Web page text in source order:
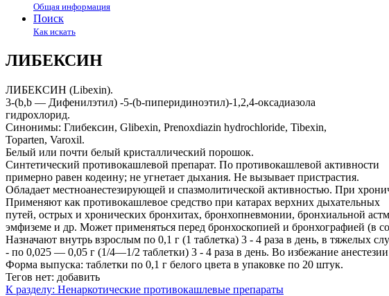
Общая информация
Поиск
Как искать
ЛИБЕКСИН
ЛИБЕКСИН (Libexin).
3-(b,b — Дифенилэтил) -5-(b-пиперидиноэтил)-1,2,4-оксадиазола
гидрохлорид.
Синонимы: Глибексин, Glibexin, Prenoxdiazin hydrochloride, Tibexin,
Toparten, Varoxil.
Белый или почти белый кристаллический порошок.
Синтетический противокашлевой препарат. По противокашлевой активности
примерно равен кодеину; не угнетает дыхания. Не вызывает пристрастия.
Обладает местноанестезирующей и спазмолитической активностью. При
Применяют как противокашлевое средство при катарах верхних дыхательных
путей, острых и хронических бронхитах, бронхопневмонии, бронхиальной
эмфиземе и др. Может применяться перед бронхоскопией и бронхографией (в
Назначают внутрь взрослым по 0,1 г (1 таблетка) 3 - 4 раза в день, в тяжелых
- по 0,025 — 0,05 г (1/4—1/2 таблетки) 3 - 4 раза в день. Во избежание
Форма выпуска: таблетки по 0,1 г белого цвета в упаковке по 20 штук.
Тегов нет: добавить
К разделу: Ненаркотические противокашлевые препараты